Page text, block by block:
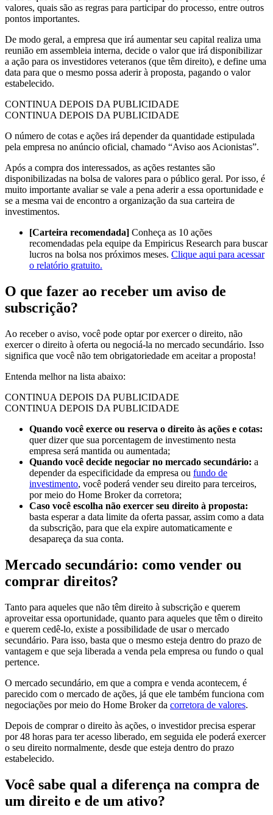
valores, quais são as regras para participar do processo, entre outros
pontos importantes.
De modo geral, a empresa que irá aumentar seu capital realiza uma
reunião em assembleia interna, decide o valor que irá disponibilizar
a ação para os investidores veteranos (que têm direito), e define uma
data para que o mesmo possa aderir à proposta, pagando o valor
estabelecido.
CONTINUA DEPOIS DA PUBLICIDADE
CONTINUA DEPOIS DA PUBLICIDADE
O número de cotas e ações irá depender da quantidade estipulada
pela empresa no anúncio oficial, chamado “Aviso aos Acionistas”.
Após a compra dos interessados, as ações restantes são
disponibilizadas na bolsa de valores para o público geral. Por isso, é
muito importante avaliar se vale a pena aderir a essa oportunidade e
se a mesma vai de encontro a organização da sua carteira de
investimentos.
[Carteira recomendada] Conheça as 10 ações
recomendadas pela equipe da Empiricus Research para buscar
lucros na bolsa nos próximos meses. Clique aqui para acessar
o relatório gratuito.
O que fazer ao receber um aviso de
subscrição?
Ao receber o aviso, você pode optar por exercer o direito, não
exercer o direito à oferta ou negociá-la no mercado secundário. Isso
significa que você não tem obrigatoriedade em aceitar a proposta!
Entenda melhor na lista abaixo:
CONTINUA DEPOIS DA PUBLICIDADE
CONTINUA DEPOIS DA PUBLICIDADE
Quando você exerce ou reserva o direito às ações e cotas:
quer dizer que sua porcentagem de investimento nesta
empresa será mantida ou aumentada;
Quando você decide negociar no mercado secundário: a
depender da especificidade da empresa ou fundo de
investimento, você poderá vender seu direito para terceiros,
por meio do Home Broker da corretora;
Caso você escolha não exercer seu direito à proposta:
basta esperar a data limite da oferta passar, assim como a data
da subscrição, para que ela expire automaticamente e
desapareça da sua conta.
Mercado secundário: como vender ou
comprar direitos?
Tanto para aqueles que não têm direito à subscrição e querem
aproveitar essa oportunidade, quanto para aqueles que têm o direito
e querem cedê-lo, existe a possibilidade de usar o mercado
secundário. Para isso, basta que o mesmo esteja dentro do prazo de
vantagem e que seja liberada a venda pela empresa ou fundo o qual
pertence.
O mercado secundário, em que a compra e venda acontecem, é
parecido com o mercado de ações, já que ele também funciona com
negociações por meio do Home Broker da corretora de valores.
Depois de comprar o direito às ações, o investidor precisa esperar
por 48 horas para ter acesso liberado, em seguida ele poderá exercer
o seu direito normalmente, desde que esteja dentro do prazo
estabelecido.
Você sabe qual a diferença na compra de
um direito e de um ativo?